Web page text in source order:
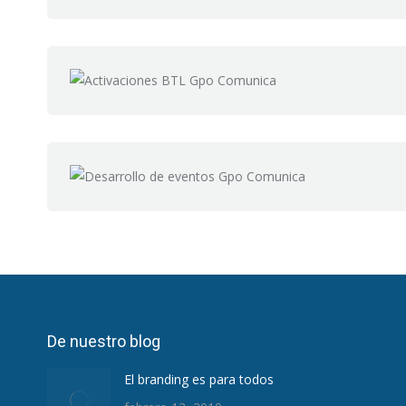
De nuestro blog
El branding es para todos